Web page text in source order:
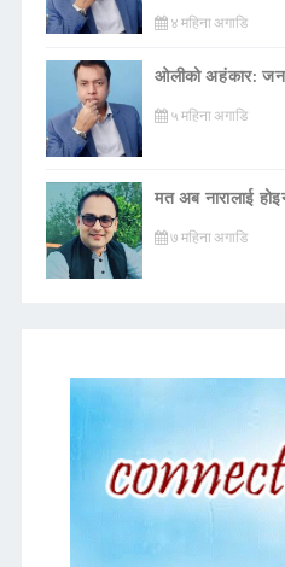
४ महिना अगाडि
ओलीको अहंकार:
५ महिना अगाडि
मत अब नारालाई
७ महिना अगाडि